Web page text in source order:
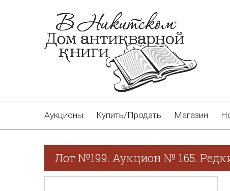
Аукционы Купить/Продать Магазин
Лот №199. Аукцион № 165.